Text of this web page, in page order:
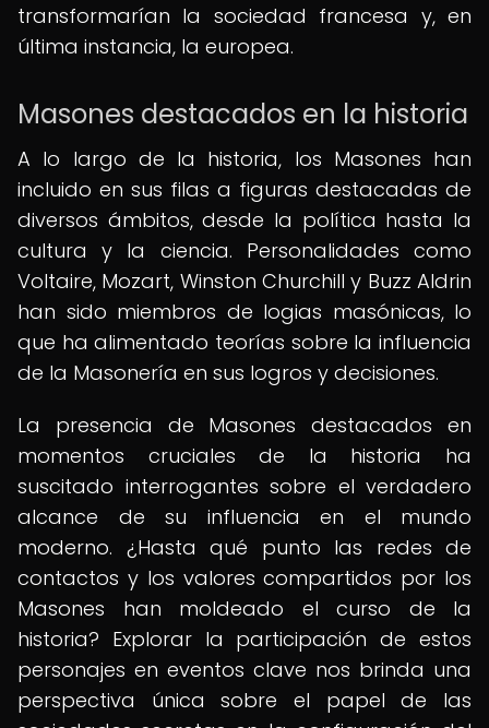
transformarían la sociedad francesa y, en
última instancia, la europea.
Masones destacados en la historia
A lo largo de la historia, los Masones han
incluido en sus filas a figuras destacadas de
diversos ámbitos, desde la política hasta la
cultura y la ciencia. Personalidades como
Voltaire, Mozart, Winston Churchill y Buzz Aldrin
han sido miembros de logias masónicas, lo
que ha alimentado teorías sobre la influencia
de la Masonería en sus logros y decisiones.
La presencia de Masones destacados en
momentos cruciales de la historia ha
suscitado interrogantes sobre el verdadero
alcance de su influencia en el mundo
moderno. ¿Hasta qué punto las redes de
contactos y los valores compartidos por los
Masones han moldeado el curso de la
historia? Explorar la participación de estos
personajes en eventos clave nos brinda una
perspectiva única sobre el papel de las